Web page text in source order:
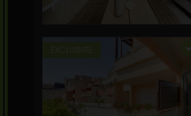
EXCLUSIVITE